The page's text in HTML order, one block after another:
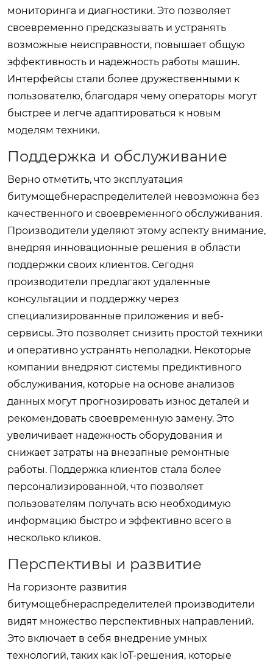
мониторинга и диагностики. Это позволяет
своевременно предсказывать и устранять
возможные неисправности, повышает общую
эффективность и надежность работы машин.
Интерфейсы стали более дружественными к
пользователю, благодаря чему операторы могут
быстрее и легче адаптироваться к новым
моделям техники.
Поддержка и обслуживание
Верно отметить, что эксплуатация
битумощебнераспределителей невозможна без
качественного и своевременного обслуживания.
Производители уделяют этому аспекту внимание,
внедряя инновационные решения в области
поддержки своих клиентов. Сегодня
производители предлагают удаленные
консультации и поддержку через
специализированные приложения и веб-
сервисы. Это позволяет снизить простой техники
и оперативно устранять неполадки. Некоторые
компании внедряют системы предиктивного
обслуживания, которые на основе анализов
данных могут прогнозировать износ деталей и
рекомендовать своевременную замену. Это
увеличивает надежность оборудования и
снижает затраты на внезапные ремонтные
работы. Поддержка клиентов стала более
персонализированной, что позволяет
пользователям получать всю необходимую
информацию быстро и эффективно всего в
несколько кликов.
Перспективы и развитие
На горизонте развития
битумощебнераспределителей производители
видят множество перспективных направлений.
Это включает в себя внедрение умных
технологий, таких как IoT-решения, которые